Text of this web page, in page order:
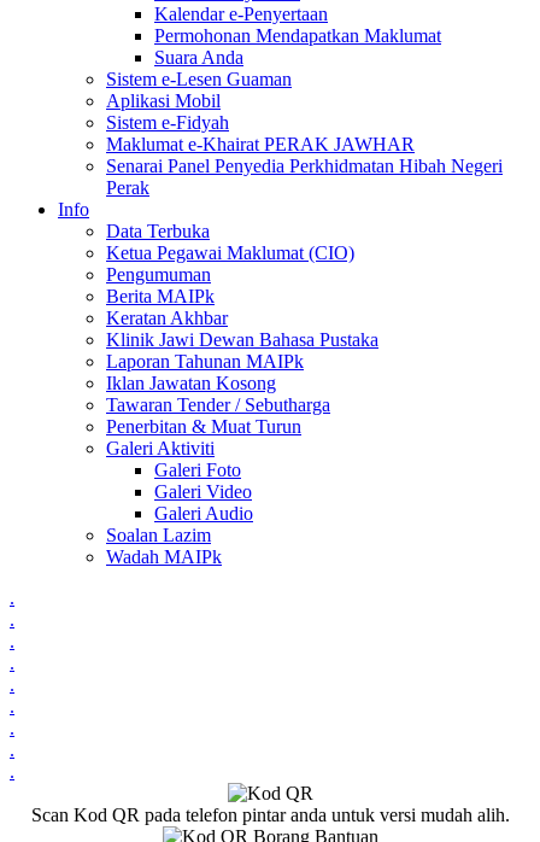
Kalendar e-Penyertaan
Permohonan Mendapatkan Maklumat
Suara Anda
Sistem e-Lesen Guaman
Aplikasi Mobil
Sistem e-Fidyah
Maklumat e-Khairat PERAK JAWHAR
Senarai Panel Penyedia Perkhidmatan Hibah Negeri
Perak
Info
Data Terbuka
Ketua Pegawai Maklumat (CIO)
Pengumuman
Berita MAIPk
Keratan Akhbar
Klinik Jawi Dewan Bahasa Pustaka
Laporan Tahunan MAIPk
Iklan Jawatan Kosong
Tawaran Tender / Sebutharga
Penerbitan & Muat Turun
Galeri Aktiviti
Galeri Foto
Galeri Video
Galeri Audio
Soalan Lazim
Wadah MAIPk
.
.
.
.
.
.
.
.
.
Scan Kod QR pada telefon pintar anda untuk versi mudah alih.